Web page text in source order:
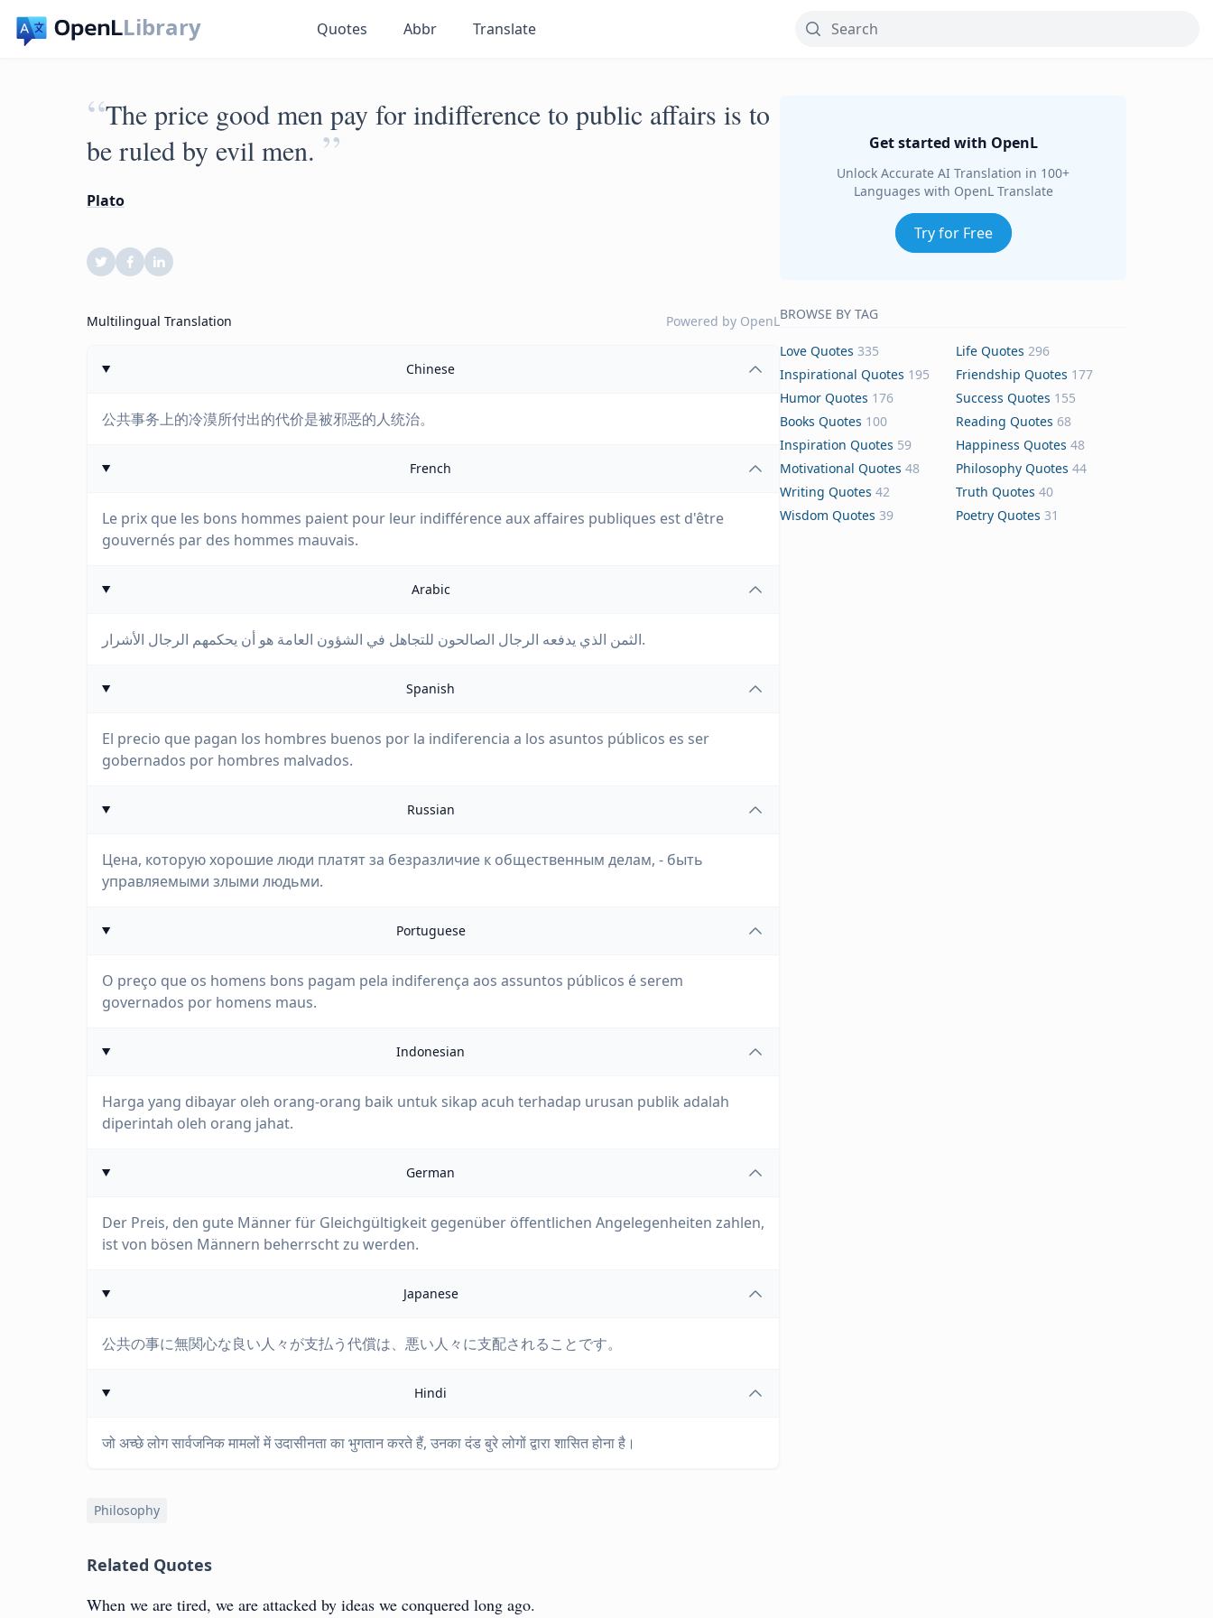
Library Quotes Abbr Translate
“The price good men pay for indifference to public affairs is to
be ruled by evil men. ”
Plato
Multilingual Translation Powered by OpenL
Chinese
公共事务上的冷漠所付出的代价是被邪恶的人统治。
French
Le prix que les bons hommes paient pour leur indifférence aux affaires publiques est d'être
gouvernés par des hommes mauvais.
Arabic
الثمن الذي يدفعه الرجال الصالحون للتجاهل في الشؤون العامة هو أن يحكمهم الرجال الأشرار.
Spanish
El precio que pagan los hombres buenos por la indiferencia a los asuntos públicos es ser
gobernados por hombres malvados.
Russian
Цена, которую хорошие люди платят за безразличие к общественным делам, - быть
управляемыми злыми людьми.
Portuguese
O preço que os homens bons pagam pela indiferença aos assuntos públicos é serem
governados por homens maus.
Indonesian
Harga yang dibayar oleh orang-orang baik untuk sikap acuh terhadap urusan publik adalah
diperintah oleh orang jahat.
German
Der Preis, den gute Männer für Gleichgültigkeit gegenüber öffentlichen Angelegenheiten zahlen,
ist von bösen Männern beherrscht zu werden.
Japanese
公共の事に無関心な良い人々が支払う代償は、悪い人々に支配されることです。
Hindi
जो अच्छे लोग सार्वजनिक मामलों में उदासीनता का भुगतान करते हैं, उनका दंड बुरे लोगों द्वारा शासित होना है।
Philosophy
Related Quotes
When we are tired, we are attacked by ideas we conquered long ago.
Get started with OpenL
Unlock Accurate AI Translation in 100+
Languages with OpenL Translate
Try for Free
BROWSE BY TAG
Love Quotes 335 Life Quotes 296
Inspirational Quotes 195 Friendship Quotes 177
Humor Quotes 176 Success Quotes 155
Books Quotes 100 Reading Quotes 68
Inspiration Quotes 59 Happiness Quotes 48
Motivational Quotes 48 Philosophy Quotes 44
Writing Quotes 42 Truth Quotes 40
Wisdom Quotes 39 Poetry Quotes 31